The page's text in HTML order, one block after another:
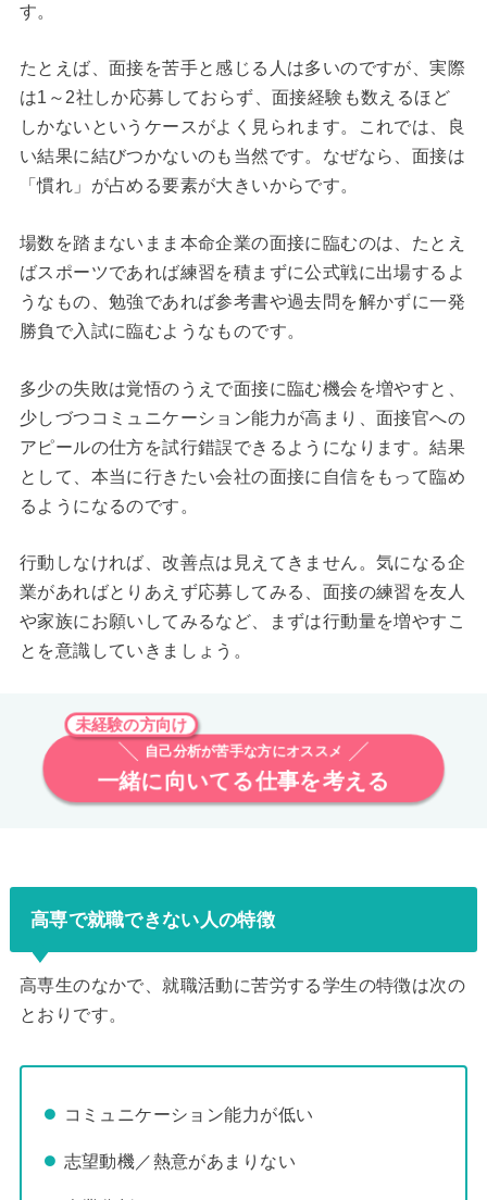
す。
たとえば、面接を苦手と感じる人は多いのですが、実際
は1～2社しか応募しておらず、面接経験も数えるほど
しかないというケースがよく見られます。これでは、良
い結果に結びつかないのも当然です。なぜなら、面接は
「慣れ」が占める要素が大きいからです。
場数を踏まないまま本命企業の面接に臨むのは、たとえ
ばスポーツであれば練習を積まずに公式戦に出場するよ
うなもの、勉強であれば参考書や過去問を解かずに一発
勝負で入試に臨むようなものです。
多少の失敗は覚悟のうえで面接に臨む機会を増やすと、
少しづつコミュニケーション能力が高まり、面接官への
アピールの仕方を試行錯誤できるようになります。結果
として、本当に行きたい会社の面接に自信をもって臨め
るようになるのです。
行動しなければ、改善点は見えてきません。気になる企
業があればとりあえず応募してみる、面接の練習を友人
や家族にお願いしてみるなど、まずは行動量を増やすこ
とを意識していきましょう。
未経験の方向け
自己分析が苦手な方にオススメ
一緒に向いてる仕事を考える
高専で就職できない人の特徴
高専生のなかで、就職活動に苦労する学生の特徴は次の
とおりです。
コミュニケーション能力が低い
志望動機／熱意があまりない